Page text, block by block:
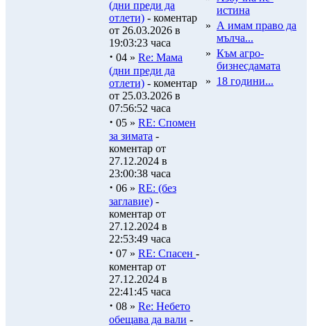
(дни преди да
отлети) - коментар
от 26.03.2026 в
19:03:23 часа
· 04 » Re: Мама
(дни преди да
отлети) - коментар
от 25.03.2026 в
07:56:52 часа
· 05 » RE: Спомен
за зимата -
коментар от
27.12.2024 в
23:00:38 часа
· 06 » RE: (без
заглавие) -
коментар от
27.12.2024 в
22:53:49 часа
· 07 » RE: Спасен -
коментар от
27.12.2024 в
22:41:45 часа
· 08 » Re: Небето
обещава да вали -
истина
» А имам право да
мълча...
» Към агро-
бизнесдамата
» 18 години...